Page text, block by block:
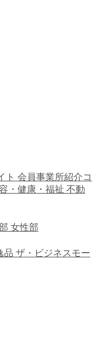
ト 会員事業所紹介コ
・健康・福祉 不動
女性部
品 ザ・ビジネスモー